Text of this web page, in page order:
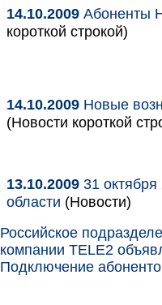
14.10.2009 Абоненты
короткой строкой)
14.10.2009 Новые
(Новости короткой
13.10.2009 31
области (Новости)
Российское
компании TELE2
Подключение